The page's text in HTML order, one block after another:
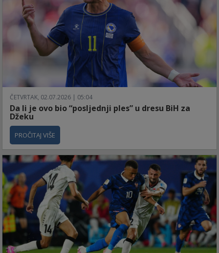
ČETVRTAK, 02.07.2026 | 05:04
Da li je ovo bio “posljednji ples” u dresu BiH za
Džeku
PROČITAJ VIŠE